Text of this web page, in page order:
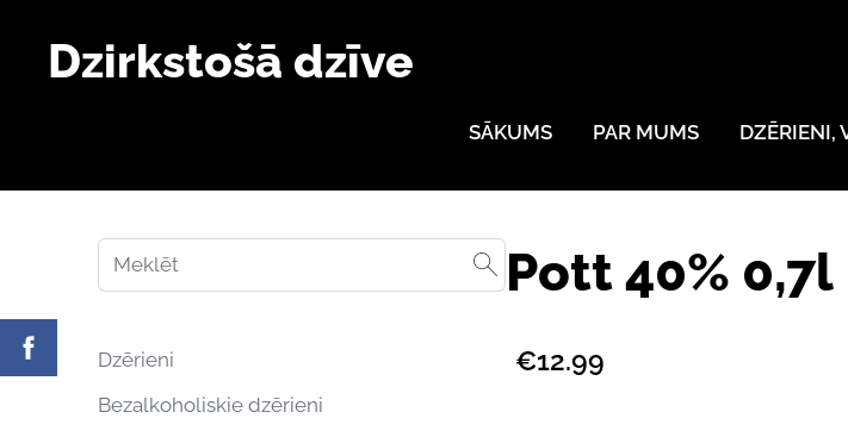
Dzirkstošā dzīve
SĀKUMS PAR MUMS DZĒRIENI,
Dzērieni
Bezalkoholiskie dzērieni
Pott 40% 0,7l
€12.99